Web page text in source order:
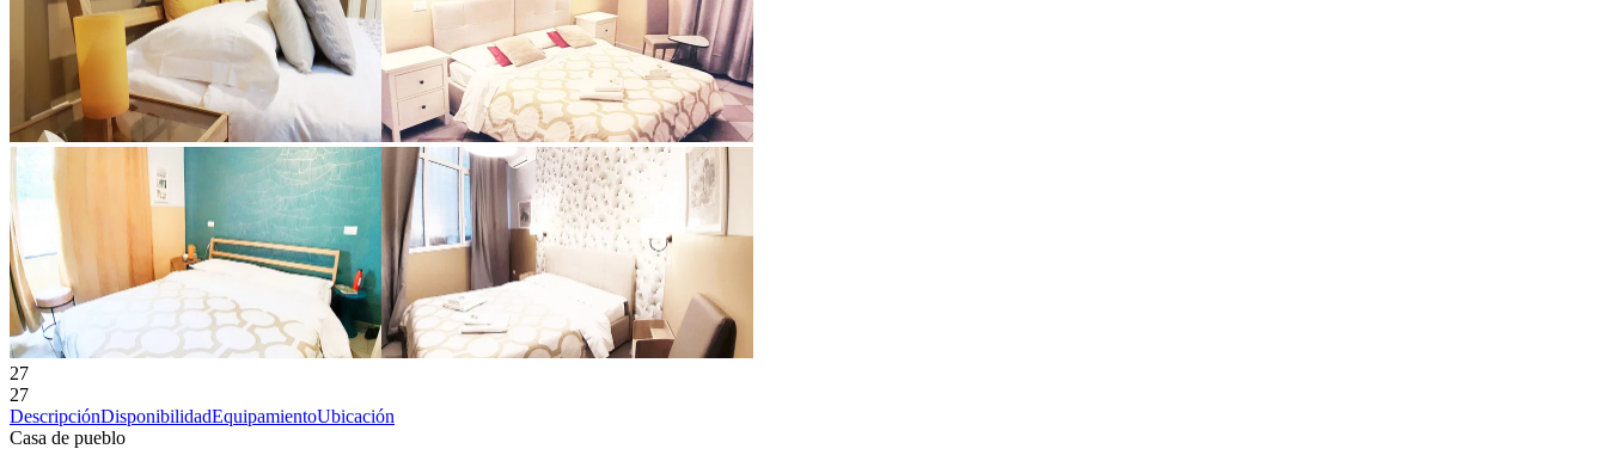
27
27
DescripciónDisponibilidadEquipamientoUbicación
Casa de pueblo